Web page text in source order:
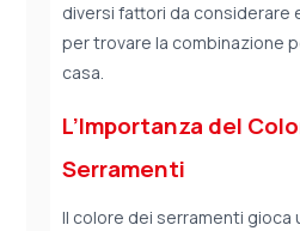
diversi fattori da considerare
per trovare la combinazione
casa.
L’Importanza del
Serramenti
Il colore dei serramenti gioca